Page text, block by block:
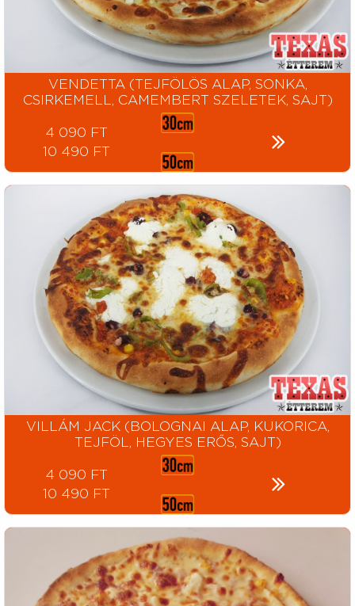
VENDETTA (TEJFÖLÖS ALAP, SONKA,
CSIRKEMELL, CAMEMBERT SZELETEK, SAJT)
4 090 FT
10 490 FT
VILLÁM JACK (BOLOGNAI ALAP, KUKORICA,
TEJFÖL, HEGYES ERŐS, SAJT)
4 090 FT
10 490 FT